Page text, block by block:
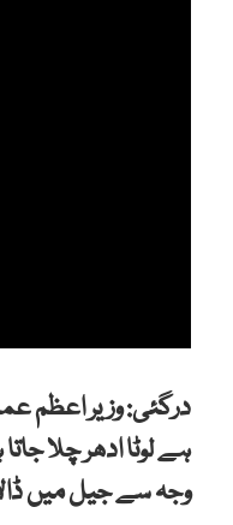
درگئی: وزیر اعظم
ہے لوٹا ادھر چلا
وجہ سے جیل میں